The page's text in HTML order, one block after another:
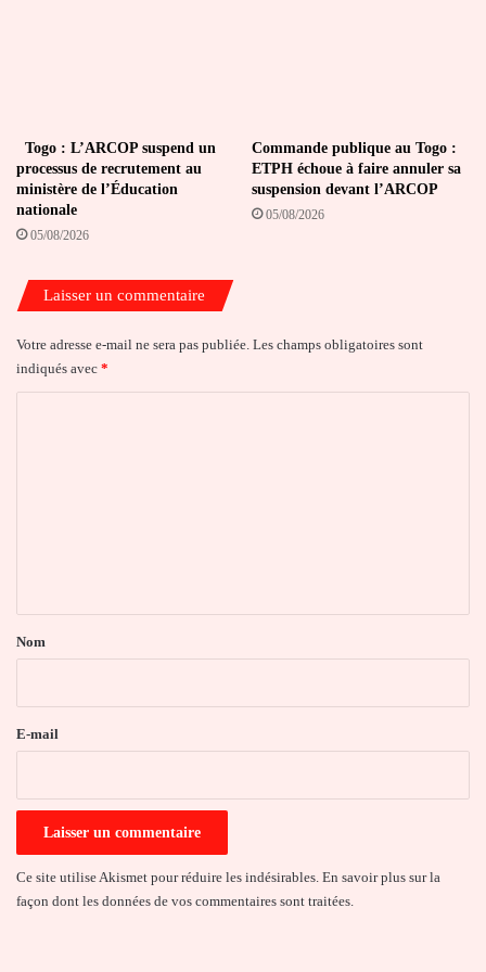
Togo : L’ARCOP suspend un
processus de recrutement au
ministère de l’Éducation
nationale
05/08/2026
Commande publique au Togo :
ETPH échoue à faire annuler sa
suspension devant l’ARCOP
05/08/2026
Laisser un commentaire
Votre adresse e-mail ne sera pas publiée. Les champs obligatoires sont
indiqués avec *
a
e
Nom
E-mail
Ce site utilise Akismet pour réduire les indésirables. En savoir plus sur la
façon dont les données de vos commentaires sont traitées.